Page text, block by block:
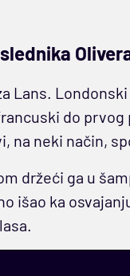
Lans.
do prvog
na neki način,
držeći ga u
išao ka